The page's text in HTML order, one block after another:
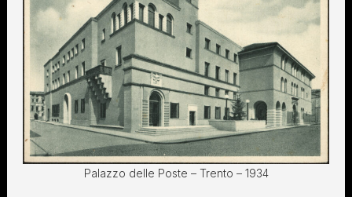
Palazzo delle Poste – Trento – 1934